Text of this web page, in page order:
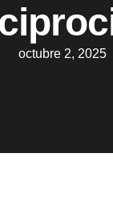
octubre 2, 2025